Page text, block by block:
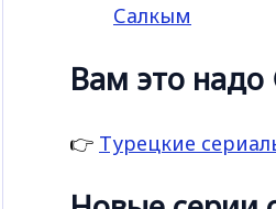
Салкым
Вам это надо
👉 Турецкие